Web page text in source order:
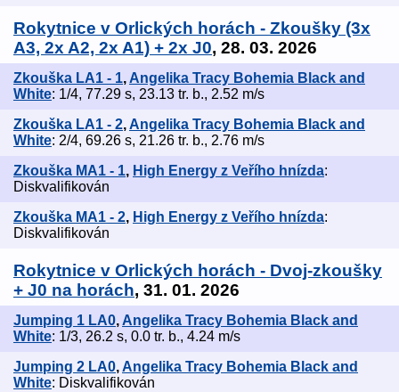
Rokytnice v Orlických horách - Zkoušky (3x
A3, 2x A2, 2x A1) + 2x J0, 28. 03. 2026
Zkouška LA1 - 1, Angelika Tracy Bohemia Black and
White: 1/4, 77.29 s, 23.13 tr. b., 2.52 m/s
Zkouška LA1 - 2,Angelika Tracy Bohemia Black and
White: 2/4, 69.26 s, 21.26 tr. b., 2.76 m/s
Zkouška MA1 - 1, High Energy z Veřího hnízda:
Diskvalifikován
Zkouška MA1 - 2, High Energy z Veřího hnízda:
Diskvalifikován
Rokytnice v Orlických horách - Dvoj-zkoušky
+ J0 na horách, 31. 01. 2026
Jumping 1 LA0, Angelika Tracy Bohemia Black and
White: 1/3, 26.2 s, 0.0 tr. b., 4.24 m/s
Jumping 2 LA0,Angelika Tracy Bohemia Black and
White: Diskvalifikován